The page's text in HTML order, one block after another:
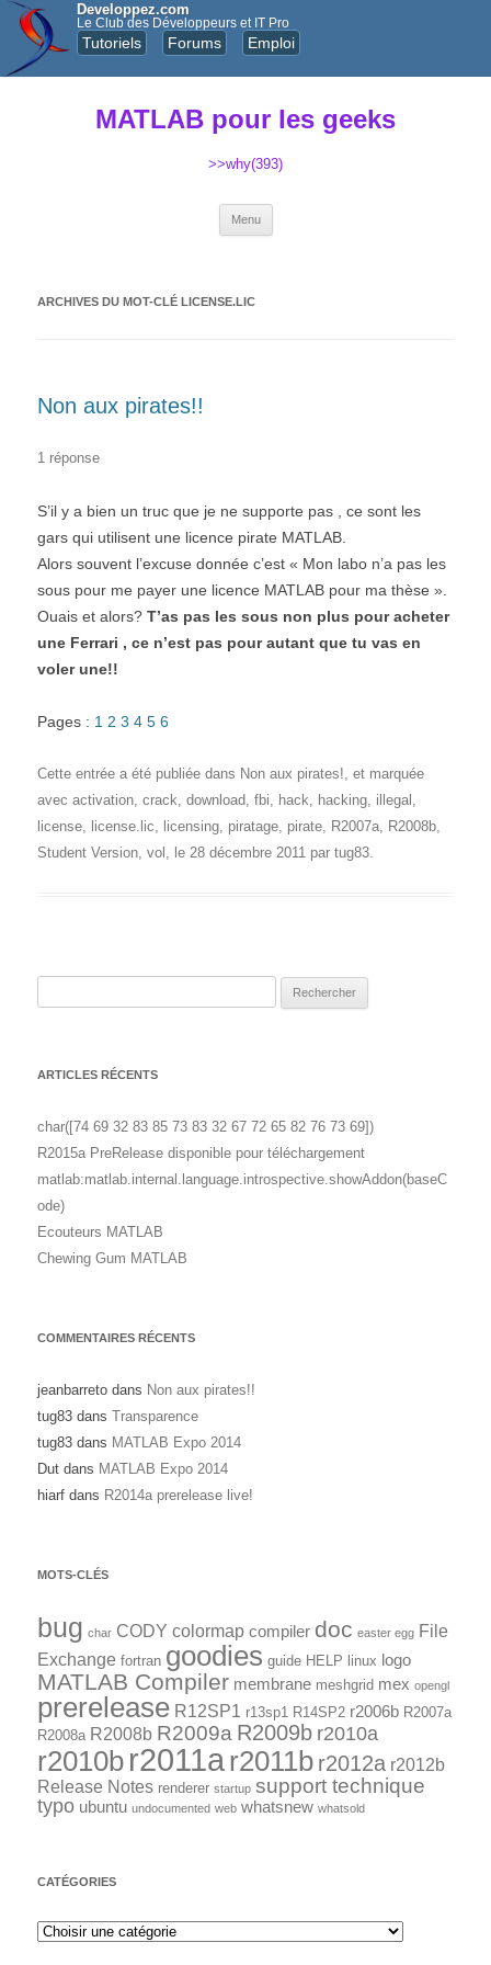
Developpez.com
Le Club des Développeurs et IT Pro
Tutoriels Forums Emploi
MATLAB pour les geeks
>>why(393)
Menu
ARCHIVES DU MOT-CLÉ LICENSE.LIC
Non aux pirates!!
1 réponse
S’il y a bien un truc que je ne supporte pas , ce sont les
gars qui utilisent une licence pirate MATLAB.
Alors souvent l’excuse donnée c’est « Mon labo n’a pas les
sous pour me payer une licence MATLAB pour ma thèse ».
Ouais et alors? T’as pas les sous non plus pour acheter
une Ferrari , ce n’est pas pour autant que tu vas en
voler une!!
Pages : 1 2 3 4 5 6
Cette entrée a été publiée dans Non aux pirates!, et marquée
avec activation, crack, download, fbi, hack, hacking, illegal ,
license, license.lic, licensing, piratage, pirate, R2007a, R2008b,
Student Version, vol , le 28 décembre 2011 par tug83.
ARTICLES RÉCENTS
char([74 69 32 83 85 73 83 32 67 72 65 82 76 73 69])
R2015a PreRelease disponible pour téléchargement
matlab:matlab.internal.language.introspective.showAddon(baseC
ode)
Ecouteurs MATLAB
Chewing Gum MATLAB
COMMENTAIRES RÉCENTS
jeanbarreto dans Non aux pirates!!
tug83 dans Transparence
tug83 dans MATLAB Expo 2014
Dut dans MATLAB Expo 2014
hiarf dans R2014a prerelease live!
MOTS-CLÉS
bug char CODY colormap compiler doc easter egg File
Exchange fortran goodies guide HELP linux logo
MATLAB Compiler membrane meshgrid mex opengl
prerelease R12SP1 r13sp1 R14SP2 r2006b R2007a
R2008a R2008b R2009a R2009b r2010a
r2010b r2011ar2011b r2012a r2012b
Release Notes renderer startup support technique
typo ubuntu undocumented web whatsnew whatsold
CATÉGORIES